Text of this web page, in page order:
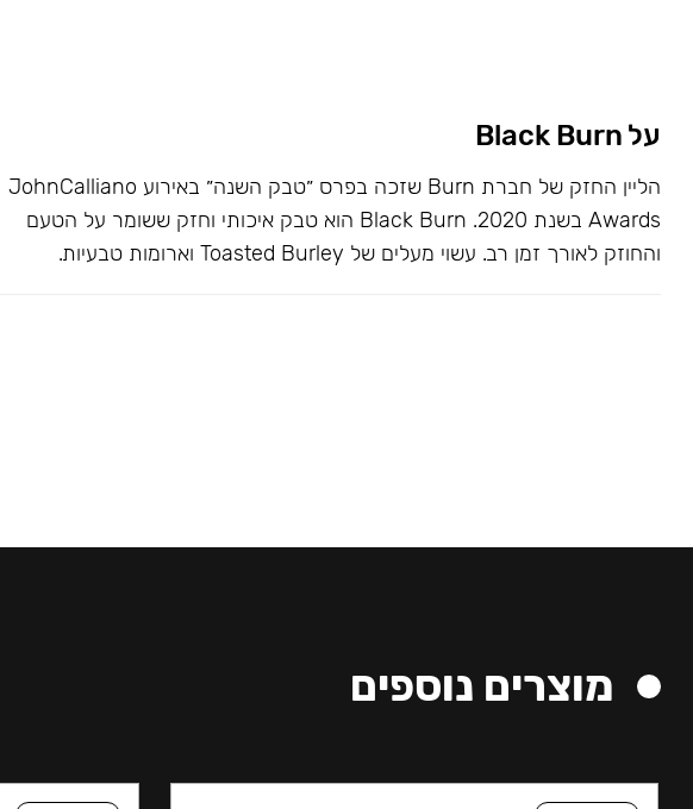
על Black Burn
הליין החזק של חברת Burn שזכה בפרס ״טבק השנה״ באירוע JohnCalliano
Awards בשנת 2020. Black Burn הוא טבק איכותי וחזק ששומר על הטעם
והחוזק לאורך זמן רב. עשוי מעלים של Toasted Burley וארומות טבעיות.
מוצרים נוספים